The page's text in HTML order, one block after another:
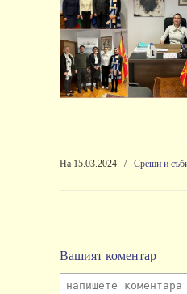
На 15.03.2024 / Срещи и
Вашият коментар